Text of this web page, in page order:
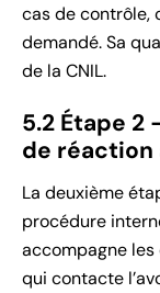
cas de contrôle,
demandé. Sa
de la CNIL.
5.2 Étape
de
La deuxième
procédure
accompagne
qui contacte